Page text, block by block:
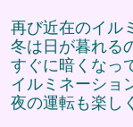
再び近在のイル
冬は日が暮れる
すぐに暗くなっ
イルミネーショ
夜の運転も楽し